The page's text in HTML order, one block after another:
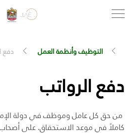
التوظيف وأنظمة العمل دفع
دفع الرواتب
من حق كل عامل وموظف في دولة
كاملاً في موعد الاستحقاق. على